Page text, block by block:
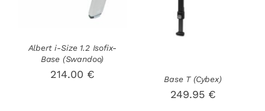
Albert i-Size 1.2 Isofix-
Base (Swandoo)
214.00 €
DÉTAILS
Base T (Cybex)
249.95 €